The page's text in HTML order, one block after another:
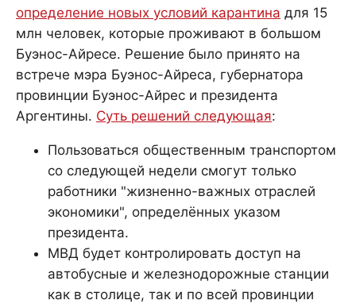
определение новых условий карантина для 15
млн человек, которые проживают в большом
Буэнос-Айресе. Решение было принято на
встрече мэра Буэнос-Айреса, губернатора
провинции Буэнос-Айрес и президента
Аргентины. Суть решений следующая:
Пользоваться общественным транспортом
со следующей недели смогут только
работники "жизненно-важных отраслей
экономики", определённых указом
президента.
МВД будет контролировать доступ на
автобусные и железнодорожные станции
как в столице, так и по всей провинции